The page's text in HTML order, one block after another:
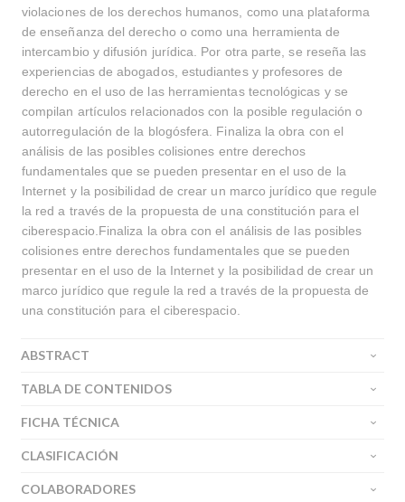
violaciones de los derechos humanos, como una plataforma
de enseñanza del derecho o como una herramienta de
intercambio y difusión jurídica. Por otra parte, se reseña las
experiencias de abogados, estudiantes y profesores de
derecho en el uso de las herramientas tecnológicas y se
compilan artículos relacionados con la posible regulación o
autorregulación de la blogósfera. Finaliza la obra con el
análisis de las posibles colisiones entre derechos
fundamentales que se pueden presentar en el uso de la
Internet y la posibilidad de crear un marco jurídico que regule
la red a través de la propuesta de una constitución para el
ciberespacio.Finaliza la obra con el análisis de las posibles
colisiones entre derechos fundamentales que se pueden
presentar en el uso de la Internet y la posibilidad de crear un
marco jurídico que regule la red a través de la propuesta de
una constitución para el ciberespacio.
ABSTRACT
TABLA DE CONTENIDOS
FICHA TÉCNICA
CLASIFICACIÓN
COLABORADORES